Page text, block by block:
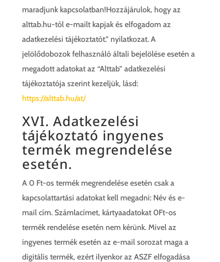
maradjunk kapcsolatban!Hozzájárulok, hogy az
alttab.hu-tól e-mailt kapjak és elfogadom az
adatkezelési tájékoztatót.” nyilatkozat. A
jelölődobozok felhasználó általi bejelölése esetén a
megadott adatokat az “Alttab” adatkezelési
tájékoztatója szerint kezeljük, lásd:
https://alttab.hu/at/
XVI. Adatkezelési
tájékoztató ingyenes
termék megrendelése
esetén.
A 0 Ft-os termék megrendelése esetén csak a
kapcsolattartási adatokat kell megadni: Név és e-
mail cím. Számlacímet, kártyaadatokat 0Ft-os
termék rendelése esetén nem kérünk. Mivel az
ingyenes termék esetén az e-mail sorozat maga a
digitális termék, ezért ilyenkor az ASZF elfogadása